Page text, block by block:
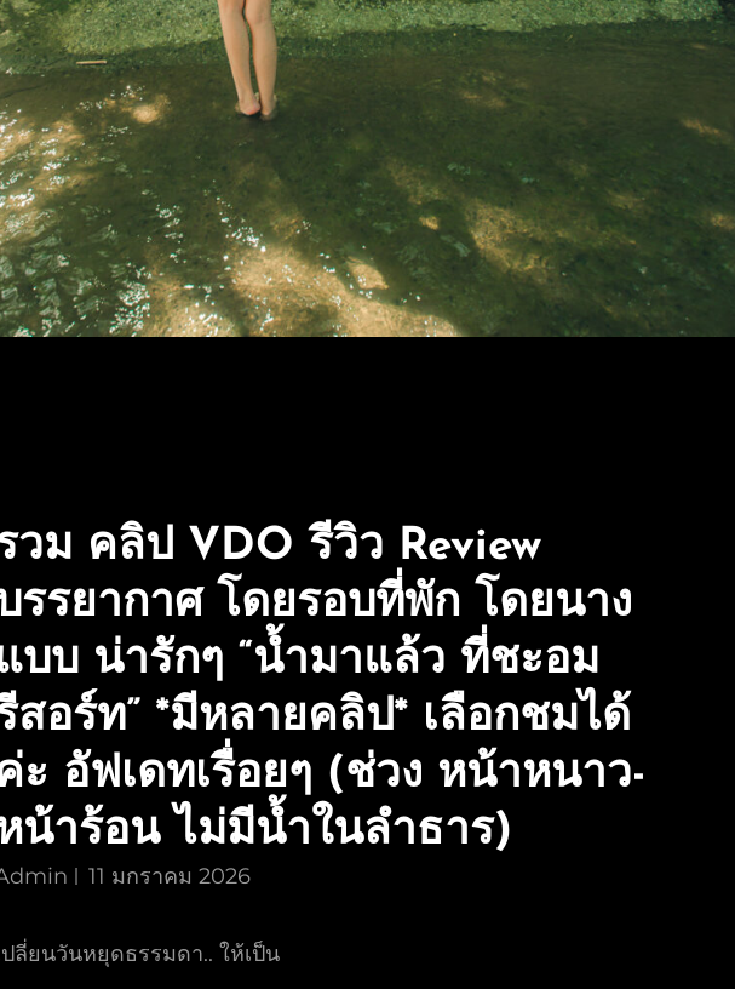
วม คลิป VDO รีวิว Review
รรยากาศ โดยรอบที่พัก โดยนาง
บบ น่ารักๆ “น้ำมาแล้ว ที่ชะอม
สอร์ท” *มีหลายคลิป* เลือกชมได้
ะ อัฟเดทเรื่อยๆ (ช่วง หน้าหนาว-
น้าร้อน ไม่มีน้ำในลำธาร)
11 มกราคม 2026
ปลี่ยนวันหยุดธรรมดา.. ให้เป็น